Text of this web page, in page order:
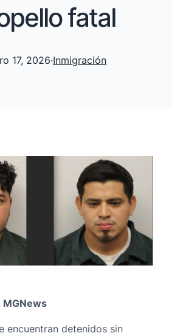
fatal
17, 2026·Inmigración
MGNews
encuentran detenidos sin